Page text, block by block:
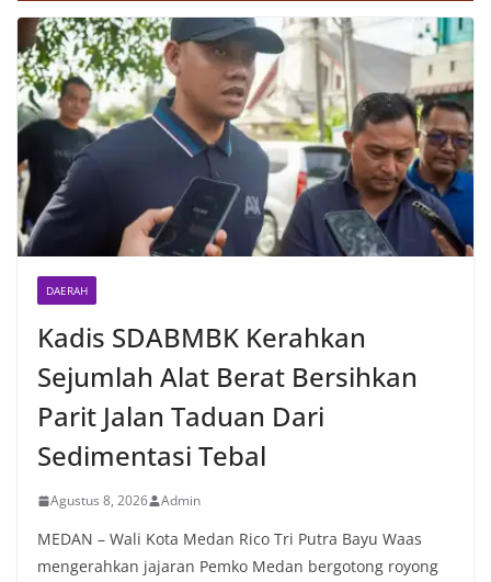
DAERAH
Kadis SDABMBK Kerahkan
Sejumlah Alat Berat Bersihkan
Parit Jalan Taduan Dari
Sedimentasi Tebal
Agustus 8, 2026 Admin
MEDAN – Wali Kota Medan Rico Tri Putra Bayu Waas
mengerahkan jajaran Pemko Medan bergotong royong